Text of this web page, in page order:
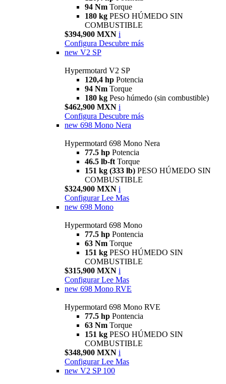
94 Nm Torque
180 kg PESO HÚMEDO SIN
COMBUSTIBLE
$394,900 MXN i
Configura Descubre más
new V2 SP
Hypermotard V2 SP
120,4 hp Potencia
94 Nm Torque
180 kg Peso húmedo (sin combustible)
$462,900 MXN i
Configura Descubre más
new 698 Mono Nera
Hypermotard 698 Mono Nera
77.5 hp Potencia
46.5 lb-ft Torque
151 kg (333 lb) PESO HÚMEDO SIN
COMBUSTIBLE
$324,900 MXN i
Configurar Lee Mas
new 698 Mono
Hypermotard 698 Mono
77.5 hp Pontencia
63 Nm Torque
151 kg PESO HÚMEDO SIN
COMBUSTIBLE
$315,900 MXN i
Configurar Lee Mas
new 698 Mono RVE
Hypermotard 698 Mono RVE
77.5 hp Pontencia
63 Nm Torque
151 kg PESO HÚMEDO SIN
COMBUSTIBLE
$348,900 MXN i
Configurar Lee Mas
new V2 SP 100